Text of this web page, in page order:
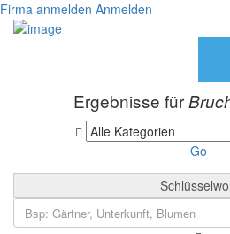
Firma anmelden Anmelden
Ergebnisse für
Go